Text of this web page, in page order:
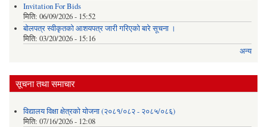
Invitation For Bids
मिति: 06/09/2026 - 15:52
बोलपत्र स्वीकृतको आशयपत्र जारी गरिएको बारे सूचना ।
मिति: 03/20/2026 - 15:16
अन्य
सूचना तथा समाचार
विद्यालय विक्षा क्षेत्रको योजना (२०८१/०८२ - २०८५/०८६)
मिति: 07/16/2026 - 12:08